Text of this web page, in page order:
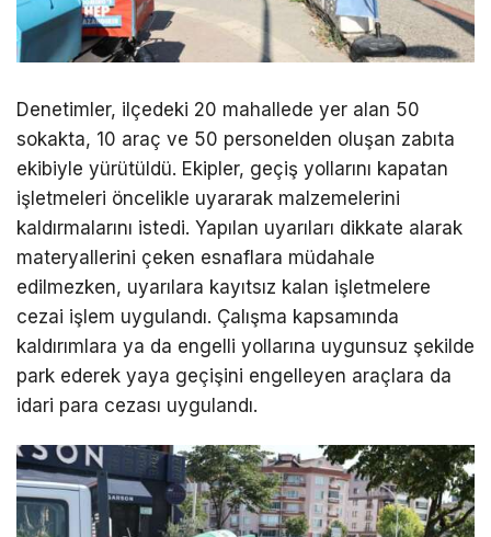
Denetimler, ilçedeki 20 mahallede yer alan 50
sokakta, 10 araç ve 50 personelden oluşan zabıta
ekibiyle yürütüldü. Ekipler, geçiş yollarını kapatan
işletmeleri öncelikle uyararak malzemelerini
kaldırmalarını istedi. Yapılan uyarıları dikkate alarak
materyallerini çeken esnaflara müdahale
edilmezken, uyarılara kayıtsız kalan işletmelere
cezai işlem uygulandı. Çalışma kapsamında
kaldırımlara ya da engelli yollarına uygunsuz şekilde
park ederek yaya geçişini engelleyen araçlara da
idari para cezası uygulandı.